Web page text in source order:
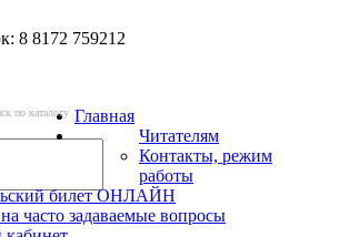
8 8172 759212
по каталогу Главная
Читателям
Контакты, режим
работы
билет ОНЛАЙН
часто задаваемые вопросы